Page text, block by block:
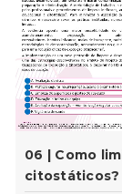
06 | Como
citostáticos?